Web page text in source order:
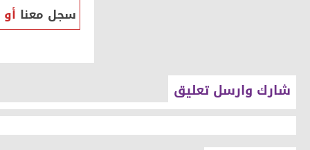
سجل معنا أو
شارك وارسل تعليق